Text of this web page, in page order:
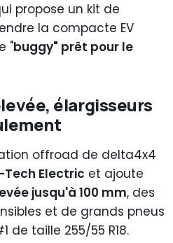
propose un kit de
la compacte EV
"buggy" prêt pour le
élargisseurs
offroad de delta4x4
Tech Electric et ajoute
jusqu'à 100 mm, des
et de grands pneus
de taille 255/55 R18.